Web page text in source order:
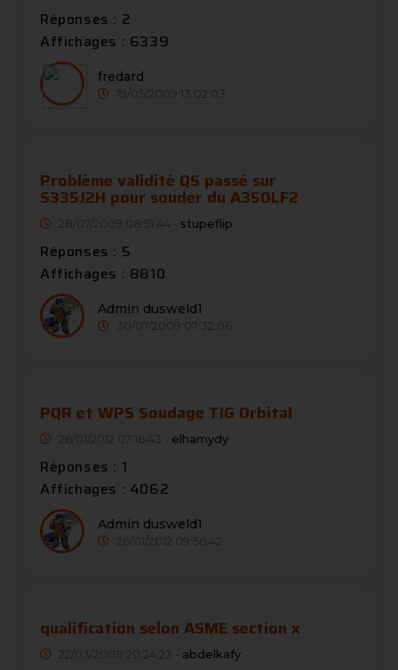
Réponses : 2
Affichages : 6339
fredard
19/05/2009 13:02:03
Problème validité QS passé sur
S335J2H pour souder du A350LF2
28/07/2009 08:51:44 - stupeflip
Réponses : 5
Affichages : 8810
Admin dusweld1
30/07/2009 07:32:06
PQR et WPS Soudage TIG Orbital
26/01/2012 07:16:43 - elhamydy
Réponses : 1
Affichages : 4062
Admin dusweld1
26/01/2012 09:56:42
qualification selon ASME section x
22/03/2008 20:24:23 - abdelkafy